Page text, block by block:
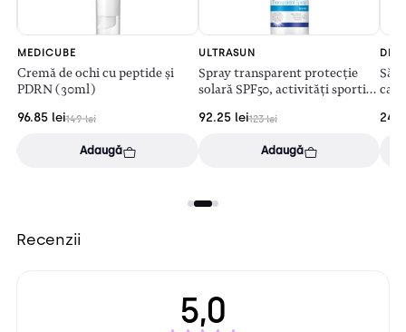
MEDICUBE
Cremă de ochi cu peptide și
PDRN (30ml)
149lei
96.85 lei
Adaugă
ULTRASUN
Spray transparent protecție
solară SPF50, activități sportive
123lei
92.25 lei
Adaugă
24
Recenzii
5,0